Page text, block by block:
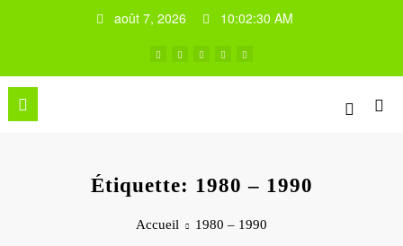
août 7, 2026 10:02:30 AM
Étiquette: 1980 – 1990
Accueil 1980 – 1990